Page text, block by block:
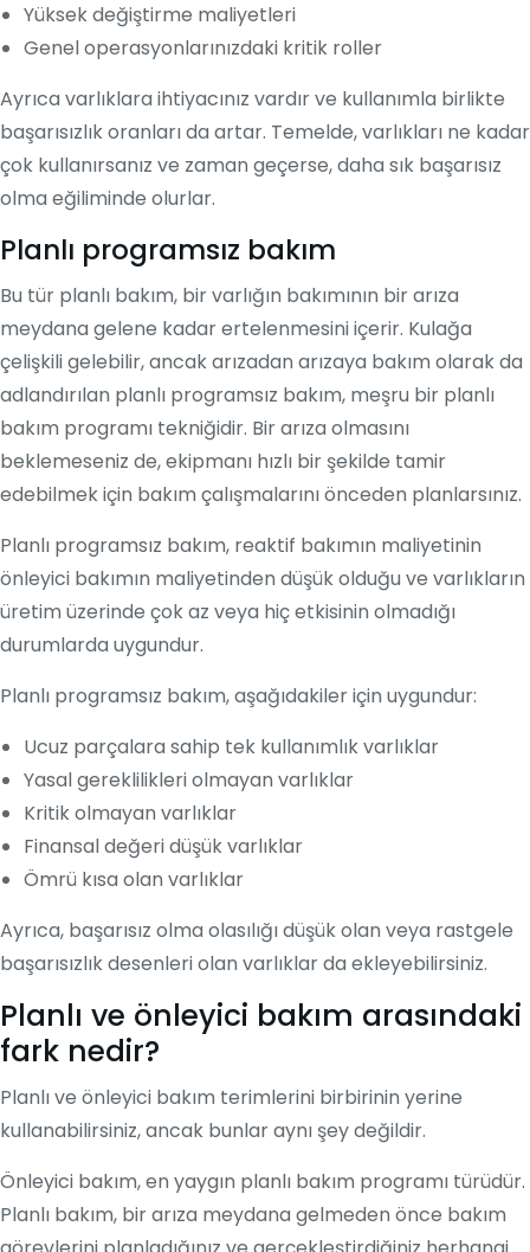
Yüksek değiştirme maliyetleri
Genel operasyonlarınızdaki kritik roller
Ayrıca varlıklara ihtiyacınız vardır ve kullanımla birlikte
başarısızlık oranları da artar. Temelde, varlıkları ne kadar
çok kullanırsanız ve zaman geçerse, daha sık başarısız
olma eğiliminde olurlar.
Planlı programsız bakım
Bu tür planlı bakım, bir varlığın bakımının bir arıza
meydana gelene kadar ertelenmesini içerir. Kulağa
çelişkili gelebilir, ancak arızadan arızaya bakım olarak da
adlandırılan planlı programsız bakım, meşru bir planlı
bakım programı tekniğidir. Bir arıza olmasını
beklemeseniz de, ekipmanı hızlı bir şekilde tamir
edebilmek için bakım çalışmalarını önceden planlarsınız.
Planlı programsız bakım, reaktif bakımın maliyetinin
önleyici bakımın maliyetinden düşük olduğu ve varlıkların
üretim üzerinde çok az veya hiç etkisinin olmadığı
durumlarda uygundur.
Planlı programsız bakım, aşağıdakiler için uygundur:
Ucuz parçalara sahip tek kullanımlık varlıklar
Yasal gereklilikleri olmayan varlıklar
Kritik olmayan varlıklar
Finansal değeri düşük varlıklar
Ömrü kısa olan varlıklar
Ayrıca, başarısız olma olasılığı düşük olan veya rastgele
başarısızlık desenleri olan varlıklar da ekleyebilirsiniz.
Planlı ve önleyici bakım arasındaki
fark nedir?
Planlı ve önleyici bakım terimlerini birbirinin yerine
kullanabilirsiniz, ancak bunlar aynı şey değildir.
Önleyici bakım, en yaygın planlı bakım programı türüdür.
Planlı bakım, bir arıza meydana gelmeden önce bakım